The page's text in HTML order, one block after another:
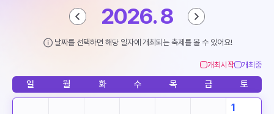
2026. 8
날짜를 선택하면 해당 일자에 개최되는 축제를 볼 수 있어요!
개최시작 개최중
일 월 화 수 목 금 토
1